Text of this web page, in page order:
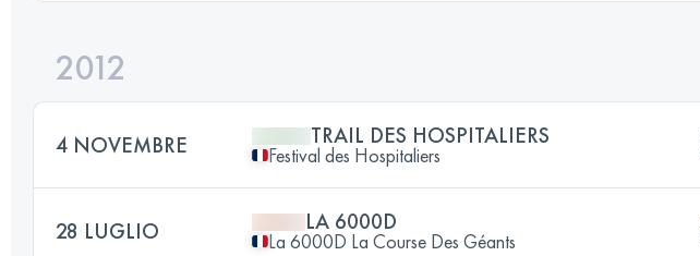
2012
4 NOVEMBRE TRAIL DES HOSPITALIERS
Festival des Hospitaliers
28 LUGLIO LA 6000D
La 6000D La Course Des Géants